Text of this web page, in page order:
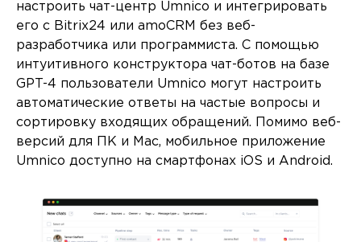
настроить чат-центр Umnico и интегрировать
его с Bitrix24 или amoCRM без веб-
разработчика или программиста. С помощью
интуитивного конструктора чат-ботов на базе
GPT-4 пользователи Umnico могут настроить
автоматические ответы на частые вопросы и
сортировку входящих обращений. Помимо веб-
версий для ПК и Mac, мобильное приложение
Umnico доступно на смартфонах iOS и Android.